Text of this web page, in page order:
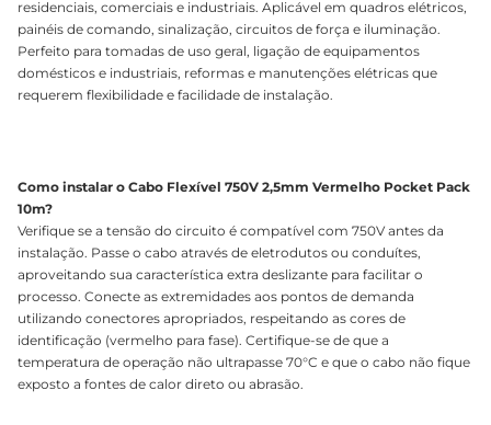
residenciais, comerciais e industriais. Aplicável em quadros elétricos,
painéis de comando, sinalização, circuitos de força e iluminação.
Perfeito para tomadas de uso geral, ligação de equipamentos
domésticos e industriais, reformas e manutenções elétricas que
requerem flexibilidade e facilidade de instalação.
Como instalar o Cabo Flexível 750V 2,5mm Vermelho Pocket Pack
10m?
Verifique se a tensão do circuito é compatível com 750V antes da
instalação. Passe o cabo através de eletrodutos ou conduítes,
aproveitando sua característica extra deslizante para facilitar o
processo. Conecte as extremidades aos pontos de demanda
utilizando conectores apropriados, respeitando as cores de
identificação (vermelho para fase). Certifique-se de que a
temperatura de operação não ultrapasse 70°C e que o cabo não fique
exposto a fontes de calor direto ou abrasão.